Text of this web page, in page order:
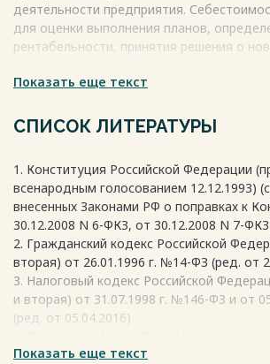
деятельности предприятия.
для оценки выполнения планов,
рентабельности, принятия решения о
разные виды себестоимости - цеховая,
предприятие оценивает использование
Весь текст будет доступенпосле
Показать еще текст
СПИСОК ЛИТЕРАТУРЫ
1. Конституция Российской Федерации
всенародным голосованием 12.12.1993)
внесенных Законами РФ о поправках к
30.12.2008 N 6-ФКЗ, от 30.12.2008 N 7-
2. Гражданский кодекс Российской
вторая) от 26.01.1996 г. №14-ФЗ (ред. от
3. Налоговый кодекс Российской
и вторая) от 31.07.1998 г. №146-ФЗ и от
(ред. от 05.04.2016)
08.11.2010) «Об утверждении Плана
Показать еще текст